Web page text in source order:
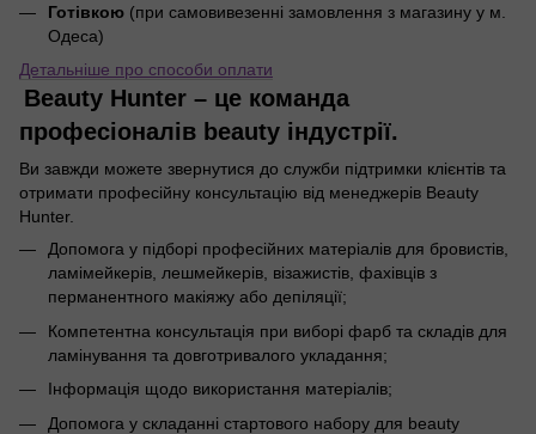
Готівкою (при самовивезенні замовлення з магазину у м.
Одеса)
Детальніше про способи оплати
Beauty Hunter – це команда
професіоналів beauty індустрії.
Ви завжди можете звернутися до служби підтримки клієнтів та
отримати професійну консультацію від менеджерів Beauty
Hunter.
Допомога у підборі професійних матеріалів для бровистів,
ламімейкерів, лешмейкерів, візажистів, фахівців з
перманентного макіяжу або депіляції;
Компетентна консультація при виборі фарб та складів для
ламінування та довготривалого укладання;
Інформація щодо використання матеріалів;
Допомога у складанні стартового набору для beauty